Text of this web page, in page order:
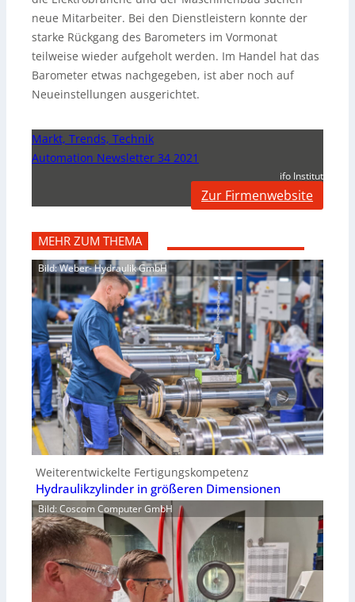
neue Mitarbeiter. Bei den Dienstleistern konnte der
starke Rückgang des Barometers im Vormonat
teilweise wieder aufgeholt werden. Im Handel hat das
Barometer etwas nachgegeben, ist aber noch auf
Neueinstellungen ausgerichtet.
Markt, Trends, Technik
Automation Newsletter 34 2021
ifo Institut
Zur Firmenwebsite
MEHR ZUM THEMA
Bild: Weber- Hydraulik GmbH
Weiterentwickelte Fertigungskompetenz
Hydraulikzylinder in größeren Dimensionen
Bild: Coscom Computer GmbH